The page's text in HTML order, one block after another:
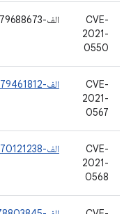
CVE-
2021-
0550
الف-179688673
CVE-
2021-
0567
الف-179461812
CVE-
2021-
0568
الف-170121238